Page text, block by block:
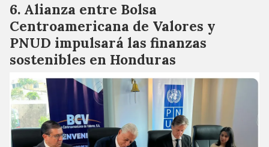
Alianza entre Bolsa
Centroamericana de Valores y
PNUD impulsará las finanzas
sostenibles en Honduras